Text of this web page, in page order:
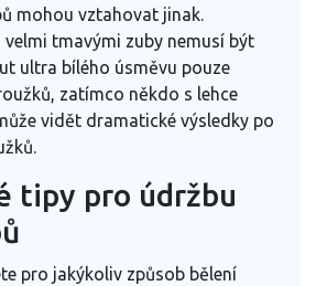
mohou vztahovat jinak.
tmavými zuby nemusí být
ultra bílého úsměvu pouze
zatímco někdo s lehce
vidět dramatické výsledky po
tipy pro údržbu
pro jakýkoliv způsob bělení